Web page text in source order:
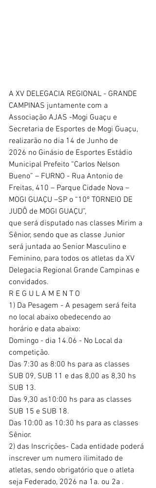
A XV DELEGACIA REGIONAL - GRANDE
CAMPINAS juntamente com a
Associação AJAS -Mogi Guaçu e
Secretaria de Esportes de Mogi Guaçu,
realizarão no dia 14 de Junho de
2026 no Ginásio de Esportes Estádio
Municipal Prefeito “Carlos Nelson
Bueno” – FURNO - Rua Antonio de
Freitas, 410 – Parque Cidade Nova –
MOGI GUAÇU –SP o “10º TORNEIO DE
JUDÔ de MOGI GUAÇU”,
que será disputado nas classes Mirim a
Sênior, sendo que as classe Junior
será juntada ao Senior Masculino e
Feminino, para todos os atletas da XV
Delegacia Regional Grande Campinas e
convidados.
R E G U L A M E N T O
1) Da Pesagem - A pesagem será feita
no local abaixo obedecendo ao
horário e data abaixo:
Domingo - dia 14.06 - No Local da
competição.
Das 7:30 as 8:00 hs para as classes
SUB 09, SUB 11 e das 8,00 as 8,30 hs
SUB 13.
Das 9,30 as10:00 hs para as classes
SUB 15 e SUB 18.
Das 10:00 as 10:30 hs para as classes
Sênior.
2) das Inscrições- Cada entidade poderá
inscrever um numero ilimitado de
atletas, sendo obrigatório que o atleta
seja Federado, 2026 na 1a. ou 2a .